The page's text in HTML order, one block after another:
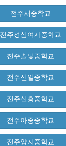
전주서중학교
전주성심여자중학교
전주솔빛중학교
전주신일중학교
전주신흥중학교
전주아중중학교
전주양지중학교